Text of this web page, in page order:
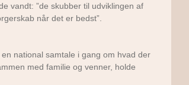
vandt: ”de skubber til udviklingen af
når det er bedst”.
national samtale i gang om hvad der
med familie og venner, holde